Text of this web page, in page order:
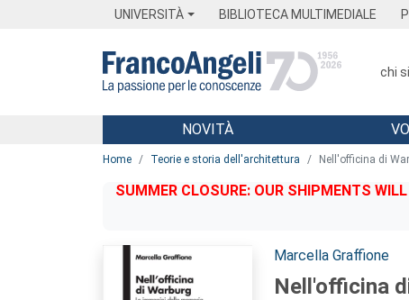
UNIVERSITÀ BIBLIOTECA MULTIMEDIALE
chi
Menu
NOVITÀ
Home Teorie e storia dell'architettura Nell'officina di
SUMMER CLOSURE: OUR SHIPMENTS
Autori:
Marcella Graffione
Nell'officina